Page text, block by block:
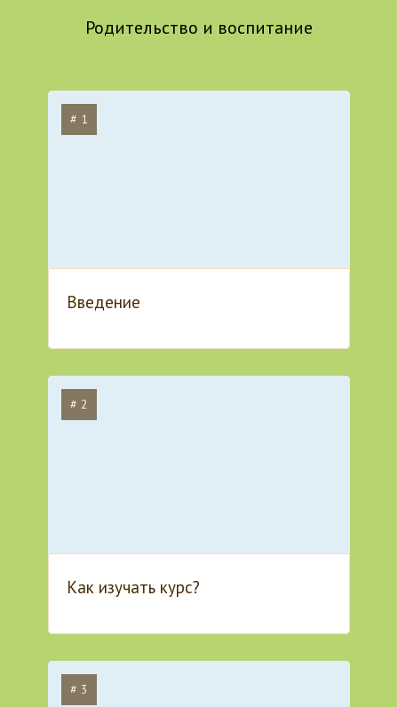
Родительство и воспитание
# 1
Введение
# 2
Как изучать курс?
# 3